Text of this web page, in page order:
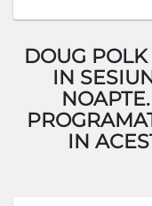
DOUG
IN
IN